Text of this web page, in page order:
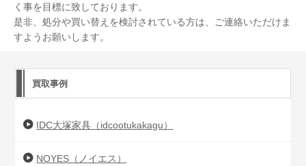
く事を目標に致しております。
是非、処分や買い替えを検討されている方は、ご連絡いただけま
すようお願いします。
買取事例
IDC大塚家具（idcootukakagu）
NOYES（ノイエス）